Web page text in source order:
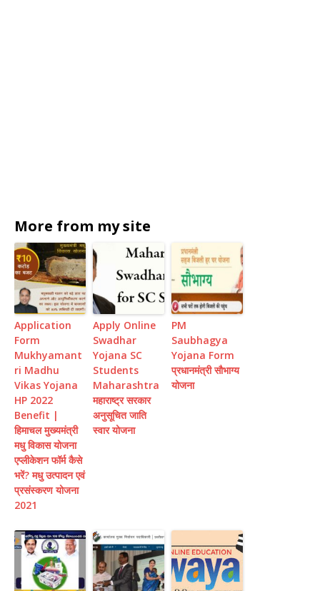
More from my site
Application
Form
Mukhyamant
ri Madhu
Vikas Yojana
HP 2022
Benefit |
हिमाचल मुख्यमंत्री
मधु विकास योजना
एप्लीकेशन फॉर्म कैसे
भरें? मधु उत्पादन एवं
प्रसंस्करण योजना
2021
Apply Online
Swadhar
Yojana SC
Students
Maharashtra
महाराष्ट्र सरकार
अनुसूचित जाति
स्वार योजना
PM
Saubhagya
Yojana Form
प्रधानमंत्री सौभाग्य
योजना